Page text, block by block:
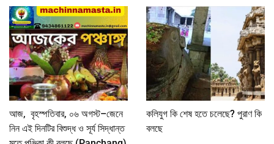
আজ, বৃহস্পতিবার, ০৬ অগস্ট–জেনে
নিন এই দিনটির বিশুদ্ধ ও সূর্য সিদ্ধান্ত
কলিযুগ কি শেষ হতে চলেছে? পুরাণ কি
বলছে